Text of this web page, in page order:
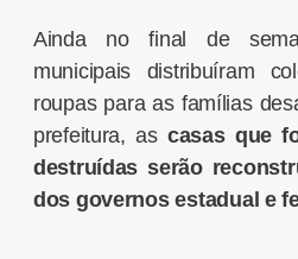
Ainda no final de
municipais distribuíram
roupas para as famílias
prefeitura, as casas que
destruídas serão
dos governos estadual e